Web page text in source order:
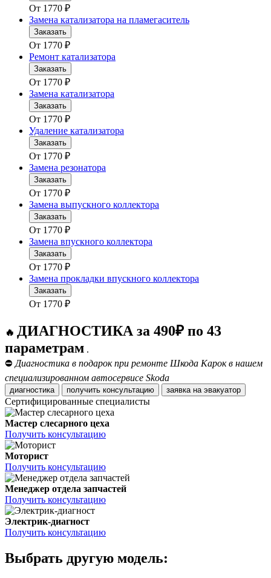
От 1770 ₽
Замена катализатора на пламегаситель
Заказать
От 1770 ₽
Ремонт катализатора
Заказать
От 1770 ₽
Замена катализатора
Заказать
От 1770 ₽
Удаление катализатора
Заказать
От 1770 ₽
Замена резонатора
Заказать
От 1770 ₽
Замена выпускного коллектора
Заказать
От 1770 ₽
Замена впускного коллектора
Заказать
От 1770 ₽
Замена прокладки впускного коллектора
Заказать
От 1770 ₽
🔥 ДИАГНОСТИКА за 490₽ по 43
параметрам .
⛔ Диагностика в подарок при ремонте Шкода Карок в нашем
специализированном автосервисе Skoda
диагностика получить консультацию заявка на эвакуатор
Сертифицированные специалисты
Мастер слесарного цеха
Получить консультацию
Моторист
Получить консультацию
Менеджер отдела запчастей
Получить консультацию
Электрик-диагност
Получить консультацию
Выбрать другую модель: